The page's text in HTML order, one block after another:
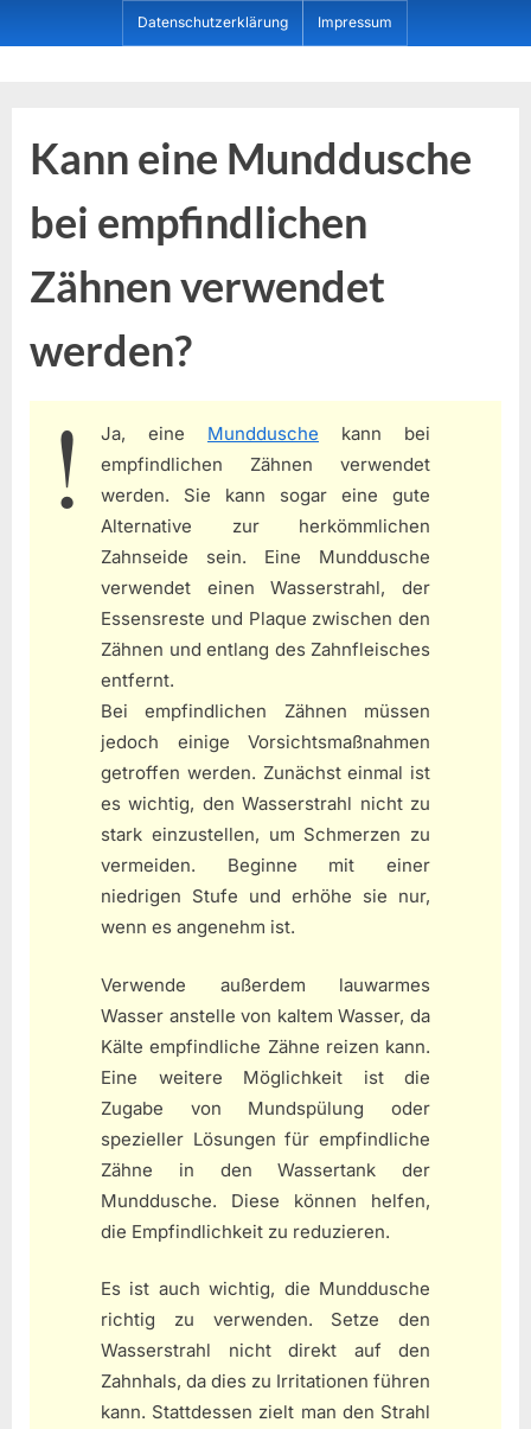
to
Datenschutzerklärung Impressum
Kann eine Munddusche
bei empfindlichen
Zähnen verwendet
werden?
Ja, eine Munddusche kann bei
empfindlichen Zähnen verwendet
werden. Sie kann sogar eine gute
Alternative zur herkömmlichen
Zahnseide sein. Eine Munddusche
verwendet einen Wasserstrahl, der
Essensreste und Plaque zwischen den
Zähnen und entlang des Zahnfleisches
entfernt.
Bei empfindlichen Zähnen müssen
jedoch einige Vorsichtsmaßnahmen
getroffen werden. Zunächst einmal ist
es wichtig, den Wasserstrahl nicht zu
stark einzustellen, um Schmerzen zu
vermeiden. Beginne mit einer
niedrigen Stufe und erhöhe sie nur,
wenn es angenehm ist.
Verwende außerdem lauwarmes
Wasser anstelle von kaltem Wasser, da
Kälte empfindliche Zähne reizen kann.
Eine weitere Möglichkeit ist die
Zugabe von Mundspülung oder
spezieller Lösungen für empfindliche
Zähne in den Wassertank der
Munddusche. Diese können helfen,
die Empfindlichkeit zu reduzieren.
Es ist auch wichtig, die Munddusche
richtig zu verwenden. Setze den
Wasserstrahl nicht direkt auf den
Zahnhals, da dies zu Irritationen führen
kann. Stattdessen zielt man den Strahl